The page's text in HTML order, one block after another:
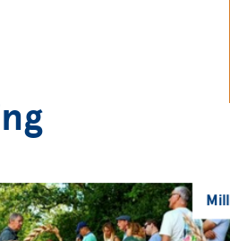
Mill